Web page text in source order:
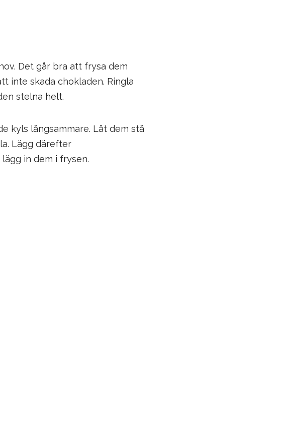
Det går bra att frysa dem
inte skada chokladen. Ringla
stelna helt.
kyls långsammare. Låt dem stå
Lägg därefter
in dem i frysen.